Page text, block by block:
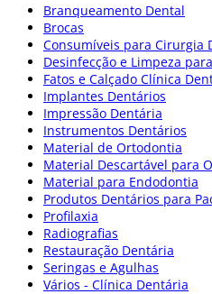
Branqueamento Dental
Brocas
Consumíveis para Cirurgia
Desinfecção e Limpeza
Fatos e Calçado Clínica
Implantes Dentários
Impressão Dentária
Instrumentos Dentários
Material de Ortodontia
Material Descartável para
Material para Endodontia
Produtos Dentários para
Profilaxia
Radiografias
Restauração Dentária
Seringas e Agulhas
Vários - Clínica Dentária